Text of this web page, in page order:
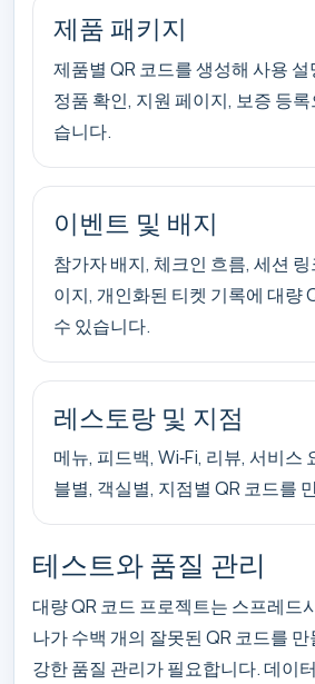
제품 패키지
제품별 QR 코드를 생성해 사용
정품 확인, 지원 페이지, 보증 등
습니다.
이벤트 및 배지
참가자 배지, 체크인 흐름, 세션
이지, 개인화된 티켓 기록에 대량
수 있습니다.
레스토랑 및 지점
메뉴, 피드백, Wi‑Fi, 리뷰, 서비스
블별, 객실별, 지점별 QR 코드를
테스트와 품질 관리
대량 QR 코드 프로젝트는 스프레드
나가 수백 개의 잘못된 QR 코드를
강한 품질 관리가 필요합니다. 데이